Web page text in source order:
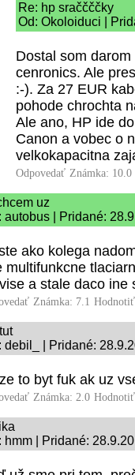
Re: hp sraččččky
Od: Okoloiduci |
Dostal som
cenronics. Ale
:-). Za 27 EUR
pohode chrochta
Ale ano, HP ide
Canon a vobec o
velkokapacitna
Odpovedať Známka: 10.0
uz
autobus | Pridané:
ako kolega
multifunkcne
a stale daco ine
Známka: 7.1
debil_ | Pridané:
to byt fuk ak uz
Známka: 2.0
hmm | Pridané: